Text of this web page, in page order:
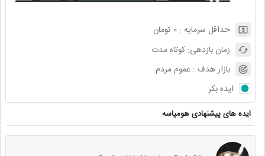
حداقل سرمایه :0 تومان
زمان بازدهی:کوتاه مدت
بازار هدف : عموم مردم
ایده بکر
ایده های پیشنهادی هومیاسه